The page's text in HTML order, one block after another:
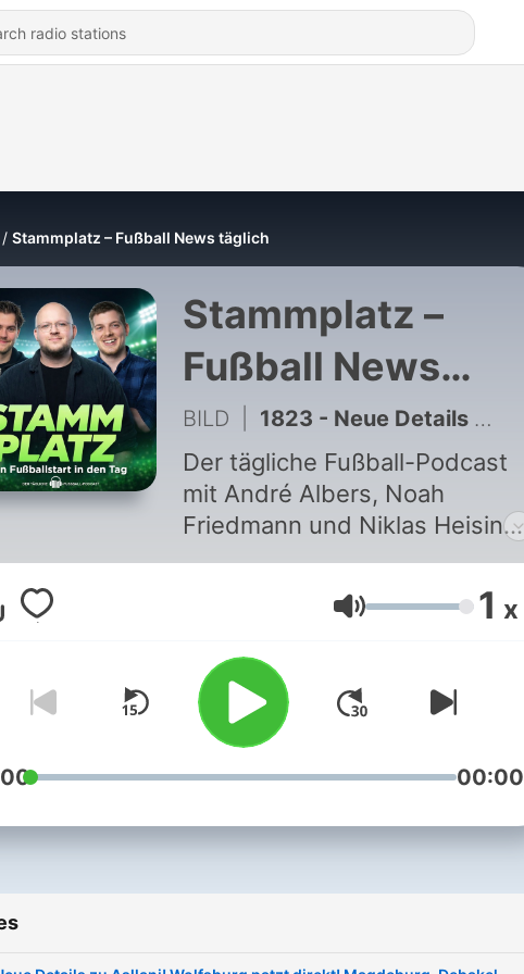
Stammplatz – Fußball News täglich
Stammplatz –
Fußball News
täglich
BILD 1823 - Neue Details zu Asllani! Wolfsburg patzt direkt! Magdeburg-Debakel zum Auftakt!
Der tägliche Fußball-Podcast
mit André Albers, Noah
Friedmann und Niklas Heising!
Stammplatz erscheint jeden
Tag, wirklich JEDEN Tag! Wer
hier zuhört, gibt beim Thema
Fußball immer den Ton an! Im
Fußball Podcast “Stammplatz”
informieren André Albers,
Noah Friedmann und Niklas
Heising launig über die
Bundesliga, Champions
Einblicke aus den Stadien,
die in Deutschland so nur sie
Volume 1 x
00:00